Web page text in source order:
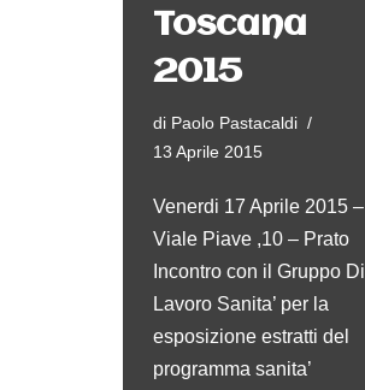
Toscana
2015
di Paolo Pastacaldi
13 Aprile 2015
Venerdi 17 Aprile 2015 –
Viale Piave ,10 – Prato
Incontro con il Gruppo Di
Lavoro Sanita’ per la
esposizione estratti del
programma sanita’